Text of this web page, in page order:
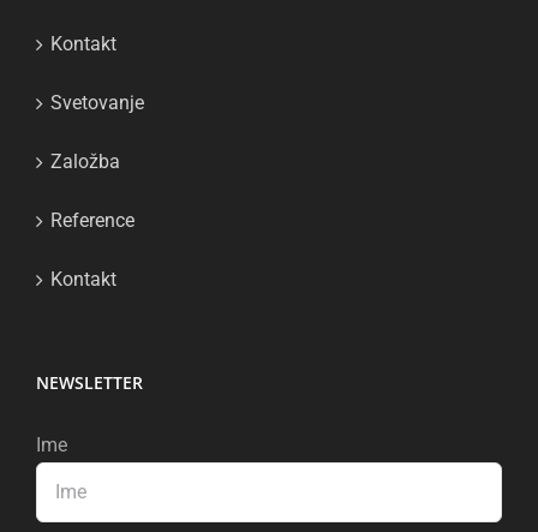
Kontakt
Svetovanje
Založba
Reference
Kontakt
NEWSLETTER
Ime